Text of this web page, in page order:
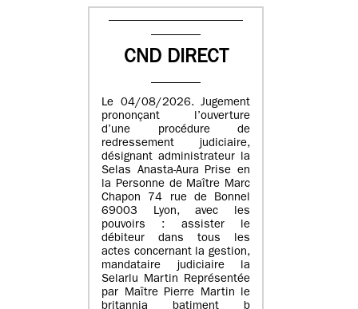
CND DIRECT
Le 04/08/2026. Jugement
prononçant l’ouverture
d’une procédure de
redressement judiciaire,
désignant administrateur la
Selas Anasta-Aura Prise en
la Personne de Maître Marc
Chapon 74 rue de Bonnel
69003 Lyon, avec les
pouvoirs : assister le
débiteur dans tous les
actes concernant la gestion,
mandataire judiciaire la
Selarlu Martin Représentée
par Maître Pierre Martin le